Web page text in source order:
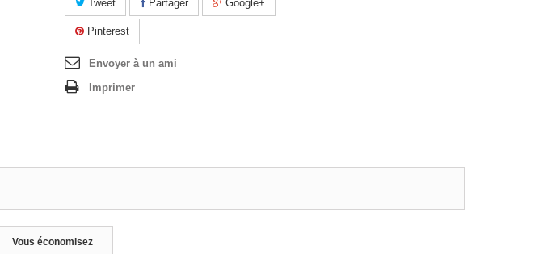
Tweet Partager Google+
Pinterest
Envoyer à un ami
Imprimer
Vous économisez